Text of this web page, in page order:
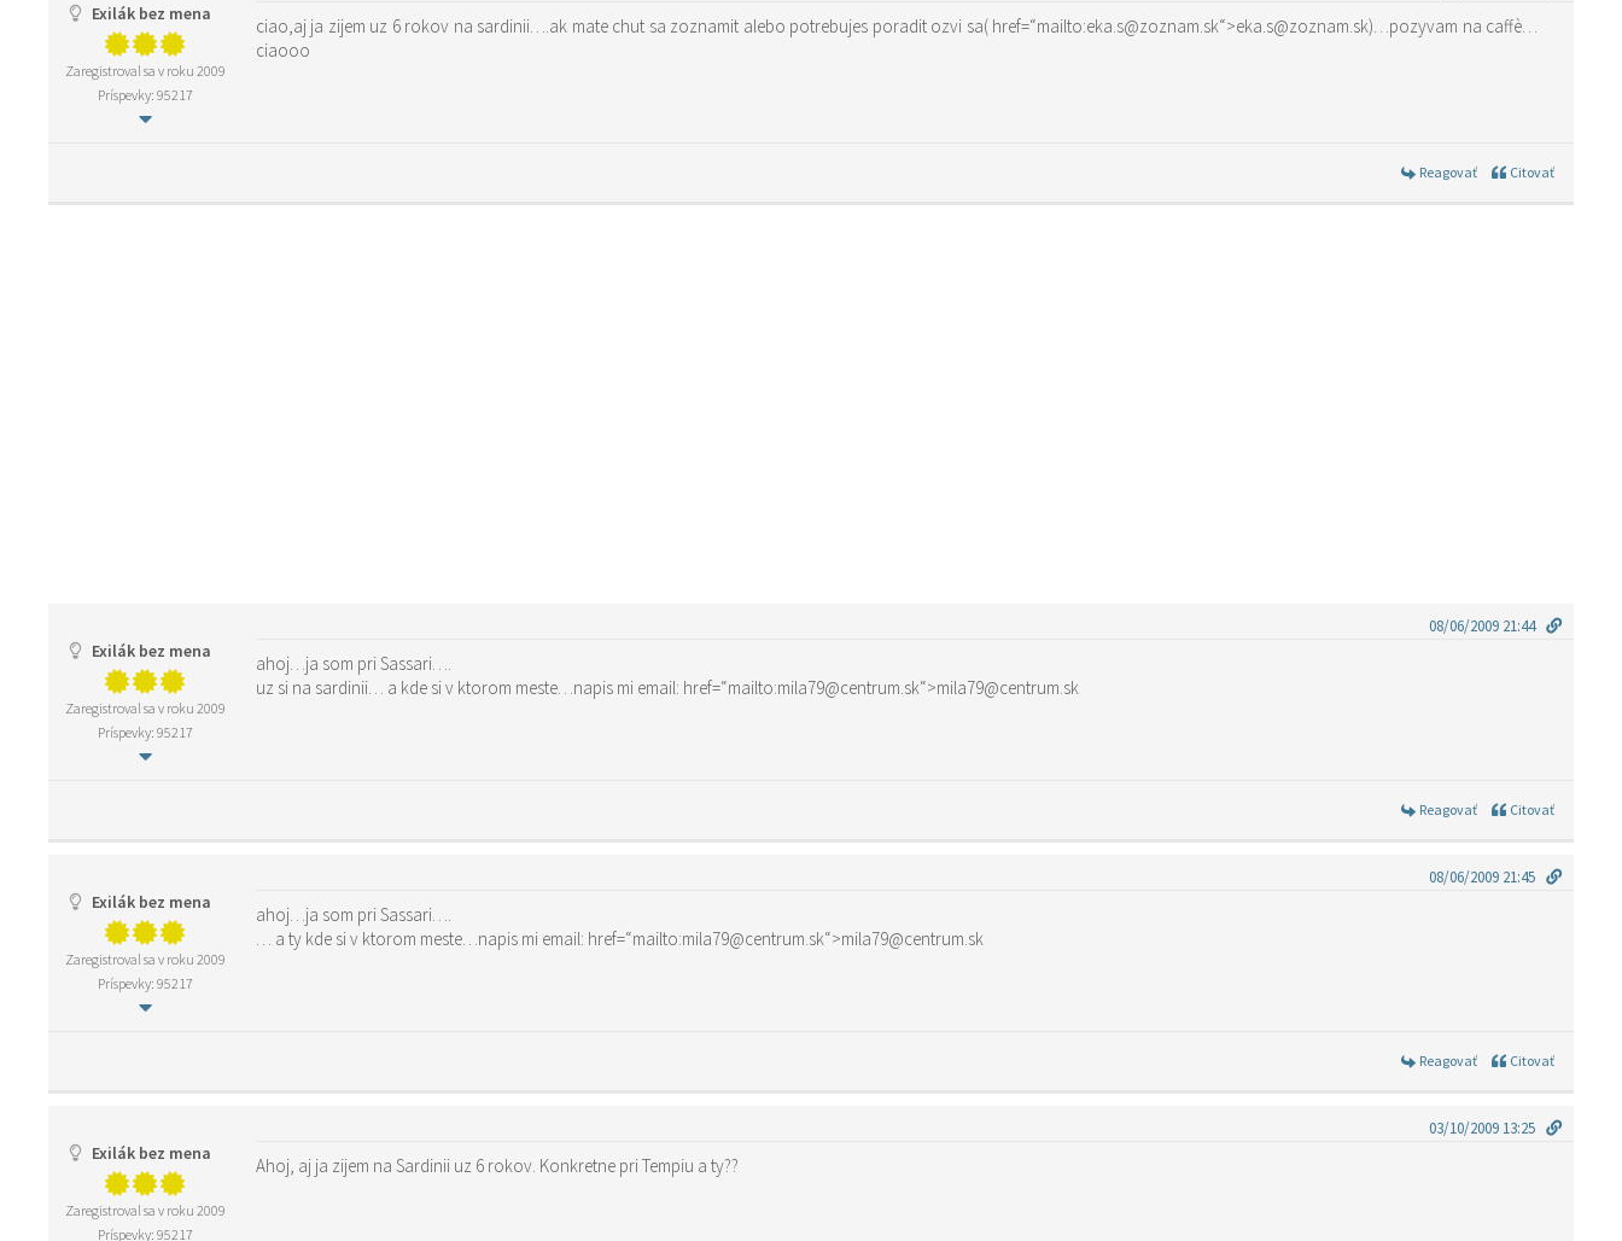
Exilák bez mena
Zaregistroval sa v roku 2009
Príspevky: 95217
ciao,aj ja zijem uz 6 rokov na sardinii….ak mate chut sa zoznamit alebo potrebujes poradit ozvi sa( href=“mailto:eka.s@zoznam.sk“>eka.s@zoznam.sk)…pozyvam na caffè…
ciaooo
Reagovať Citovať
Exilák bez mena
Zaregistroval sa v roku 2009
Príspevky: 95217
08/06/2009 21:44
ahoj…ja som pri Sassari….
uz si na sardinii… a kde si v ktorom meste…napis mi email: href=“mailto:mila79@centrum.sk“>mila79@centrum.sk
Reagovať Citovať
Exilák bez mena
Zaregistroval sa v roku 2009
Príspevky: 95217
08/06/2009 21:45
ahoj…ja som pri Sassari….
… a ty kde si v ktorom meste…napis mi email: href=“mailto:mila79@centrum.sk“>mila79@centrum.sk
Reagovať Citovať
Exilák bez mena
Zaregistroval sa v roku 2009
Príspevky: 95217
03/10/2009 13:25
Ahoj, aj ja zijem na Sardinii uz 6 rokov. Konkretne pri Tempiu a ty??